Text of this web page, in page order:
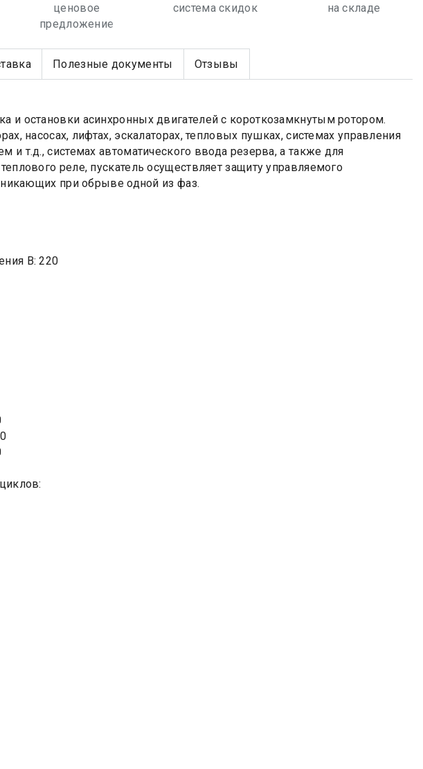
ценовое
предложение
система скидок
на складе
Полезные документы Отзывы
и остановки асинхронных двигателей с короткозамкнутым ротором.
насосах, лифтах, эскалаторах, тепловых пушках, системах управления
и т.д., системах автоматического ввода резерва, а также для
реле, пускатель осуществляет защиту управляемого
при обрыве одной из фаз.
В: 220